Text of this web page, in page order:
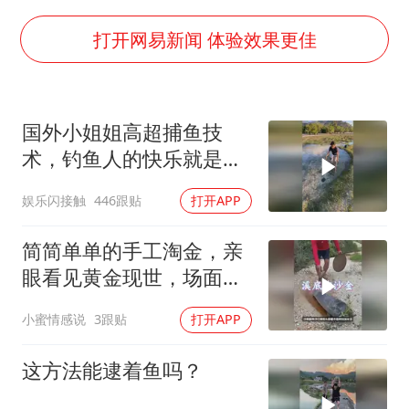
打开网易新闻 体验效果更佳
国外小姐姐高超捕鱼技
术，钓鱼人的快乐就是这
么简单，还游刃有余
娱乐闪接触 446跟贴 打开APP
简简单单的手工淘金，亲
眼看见黄金现世，场面格
小蜜情感说 3跟贴 打开APP
这方法能逮着鱼吗？